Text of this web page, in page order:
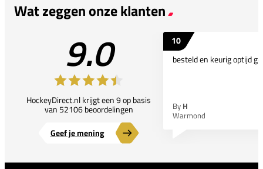
Wat zeggen onze klanten
9.0
HockeyDirect.nl krijgt een 9 op basis
van 52106 beoordelingen
Geef je mening
10
besteld en keurig optijd
By H
Warmond